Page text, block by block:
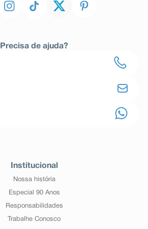
Precisa de ajuda?
Institucional
Nossa história
Especial 90 Anos
Responsabilidades
Trabalhe Conosco